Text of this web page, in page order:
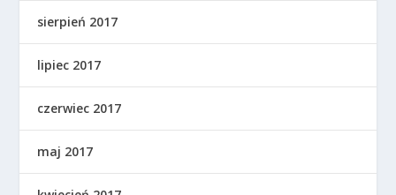
sierpień 2017
lipiec 2017
czerwiec 2017
maj 2017